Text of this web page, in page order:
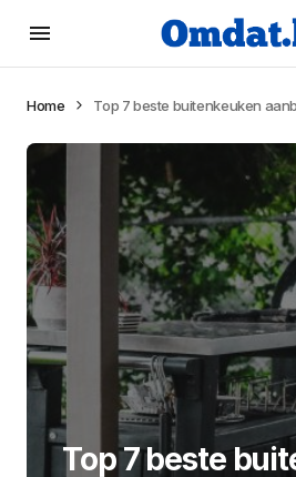
Home Top 7 beste buitenkeuken
Top 7 beste